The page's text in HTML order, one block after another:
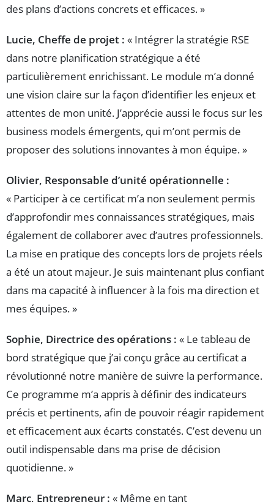
des plans d’actions concrets et efficaces. »
Lucie, Cheffe de projet : « Intégrer la stratégie RSE
dans notre planification stratégique a été
particulièrement enrichissant. Le module m’a donné
une vision claire sur la façon d’identifier les enjeux et
attentes de mon unité. J’apprécie aussi le focus sur les
business models émergents, qui m’ont permis de
proposer des solutions innovantes à mon équipe. »
Olivier, Responsable d’unité opérationnelle :
« Participer à ce certificat m’a non seulement permis
d’approfondir mes connaissances stratégiques, mais
également de collaborer avec d’autres professionnels.
La mise en pratique des concepts lors de projets réels
a été un atout majeur. Je suis maintenant plus confiant
dans ma capacité à influencer à la fois ma direction et
mes équipes. »
Sophie, Directrice des opérations : « Le tableau de
bord stratégique que j’ai conçu grâce au certificat a
révolutionné notre manière de suivre la performance.
Ce programme m’a appris à définir des indicateurs
précis et pertinents, afin de pouvoir réagir rapidement
et efficacement aux écarts constatés. C’est devenu un
outil indispensable dans ma prise de décision
quotidienne. »
Marc, Entrepreneur : « Même en tant